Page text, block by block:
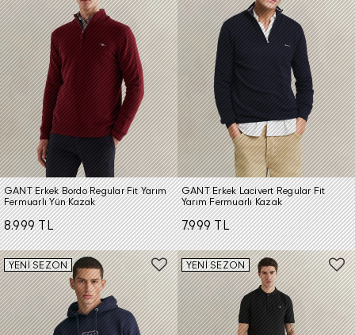
GANT Erkek Bordo Regular Fit Yarım
Fermuarlı Yün Kazak
8.999 TL
GANT Erkek Lacivert Regular Fit
Yarım Fermuarlı Kazak
7.999 TL
YENİ SEZON YENİ SEZON